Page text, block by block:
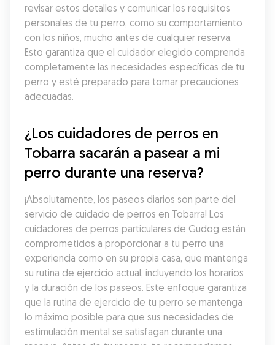
revisar estos detalles y comunicar los requisitos
personales de tu perro, como su comportamiento
con los niños, mucho antes de cualquier reserva.
Esto garantiza que el cuidador elegido comprenda
completamente las necesidades específicas de tu
perro y esté preparado para tomar precauciones
adecuadas.
¿Los cuidadores de perros en
Tobarra sacarán a pasear a mi
perro durante una reserva?
¡Absolutamente, los paseos diarios son parte del
servicio de cuidado de perros en Tobarra! Los
cuidadores de perros particulares de Gudog están
comprometidos a proporcionar a tu perro una
experiencia como en su propia casa, que mantenga
su rutina de ejercicio actual, incluyendo los horarios
y la duración de los paseos. Este enfoque garantiza
que la rutina de ejercicio de tu perro se mantenga
lo máximo posible para que sus necesidades de
estimulación mental se satisfagan durante una